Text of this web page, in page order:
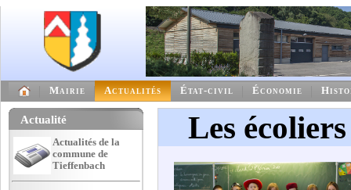
Mairie Actualités État-civil Économie
Actualité
Actualités de la
commune de
Tieffenbach
Les